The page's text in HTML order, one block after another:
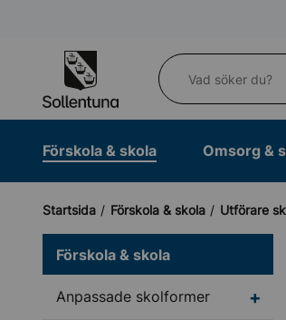
Vad söker du?
Förskola & skola Omsorg &
Startsida Förskola & skola Utförare
Förskola & skola
Anpassade skolformer